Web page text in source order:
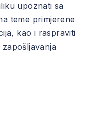
upoznati sa
teme primjerene
kao i raspraviti